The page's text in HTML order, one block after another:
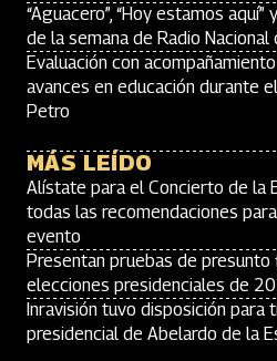
“Aguacero”, “Hoy estamos aquí”
de la semana de Radio Nacional
Evaluación con
avances en educación durante
Petro
MÁS LEÍDO
Alístate para el Concierto de la
todas las recomendaciones
evento
Presentan pruebas de
elecciones presidenciales de
Inravisión tuvo disposición para
presidencial de Abelardo de la